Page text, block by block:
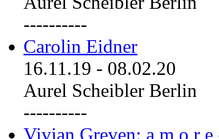
----------
Carolin Eidner
16.11.19 - 08.02.20
Aurel Scheibler Berlin
----------
Vivian Greven: a m o r